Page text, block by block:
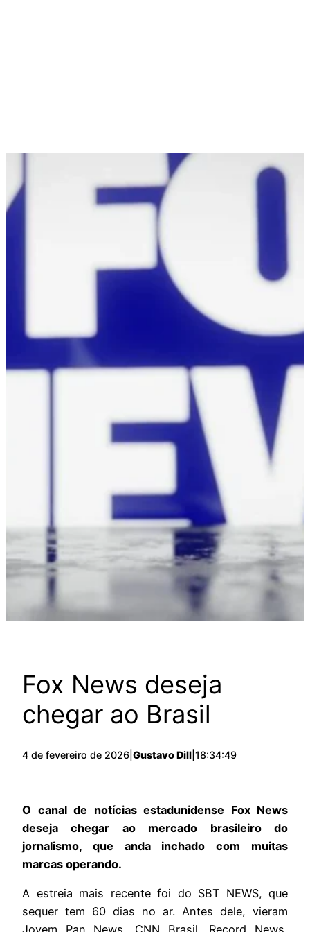
Fox News deseja
chegar ao Brasil
4 de fevereiro de 2026 Gustavo Dill 18:34:49
O canal de notícias estadunidense Fox News
deseja chegar ao mercado brasileiro do
jornalismo, que anda inchado com muitas
marcas operando.
A estreia mais recente foi do SBT NEWS, que
sequer tem 60 dias no ar. Antes dele, vieram
Jovem Pan News, CNN Brasil, Record News,